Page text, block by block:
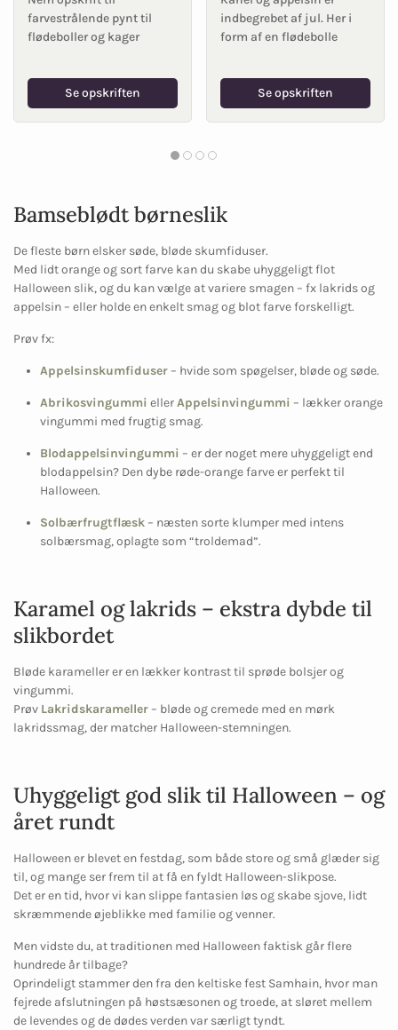
farvestrålende pynt til
flødeboller og kager
Se opskriften
indbegrebet af jul. Her i
form af en flødebolle
Se opskriften
Bamseblødt børneslik
De fleste børn elsker søde, bløde skumfiduser.
Med lidt orange og sort farve kan du skabe uhyggeligt flot
Halloween slik, og du kan vælge at variere smagen – fx lakrids og
appelsin – eller holde en enkelt smag og blot farve forskelligt.
Prøv fx:
Appelsinskumfiduser – hvide som spøgelser, bløde og søde.
Abrikosvingummi ellerAppelsinvingummi – lækker orange
vingummi med frugtig smag.
Blodappelsinvingummi – er der noget mere uhyggeligt end
blodappelsin? Den dybe røde-orange farve er perfekt til
Halloween.
Solbærfrugtflæsk – næsten sorte klumper med intens
solbærsmag, oplagte som “troldemad”.
Karamel og lakrids – ekstra dybde til
slikbordet
Bløde karameller er en lækker kontrast til sprøde bolsjer og
vingummi.
Prøv Lakridskarameller – bløde og cremede med en mørk
lakridssmag, der matcher Halloween-stemningen.
Uhyggeligt god slik til Halloween – og
året rundt
Halloween er blevet en festdag, som både store og små glæder sig
til, og mange ser frem til at få en fyldt Halloween-slikpose.
Det er en tid, hvor vi kan slippe fantasien løs og skabe sjove, lidt
skræmmende øjeblikke med familie og venner.
Men vidste du, at traditionen med Halloween faktisk går flere
hundrede år tilbage?
Oprindeligt stammer den fra den keltiske fest Samhain, hvor man
fejrede afslutningen på høstsæsonen og troede, at sløret mellem
de levendes og de dødes verden var særligt tyndt.